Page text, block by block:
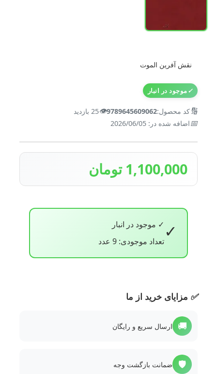
نقش آفرین الموت
✓موجود در انبار
🔢کد محصول:9789645609062
👁️25 بازدید
📅اضافه شده در: 2026/06/05
1,100,000 تومان
✓ ✓ موجود در انبار
تعداد موجودی: 9 عدد
✅ مزایای خرید از ما
🚚 ارسال سریع و رایگان
🛡️ ضمانت بازگشت وجه